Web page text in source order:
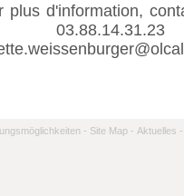
plus d'information,
- Site Map - Aktuelles -